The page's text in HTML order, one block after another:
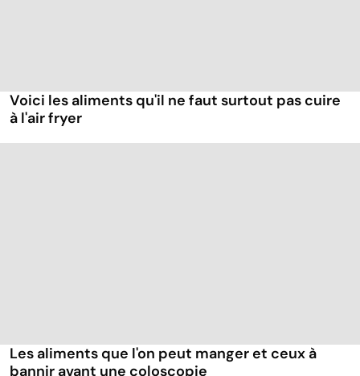
Voici les aliments qu'il ne faut surtout pas cuire
à l'air fryer
Les aliments que l'on peut manger et ceux à
bannir avant une coloscopie